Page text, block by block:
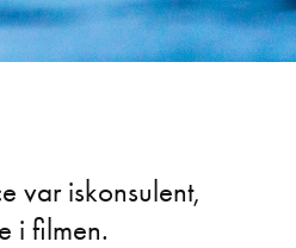
var iskonsulent,
i filmen.